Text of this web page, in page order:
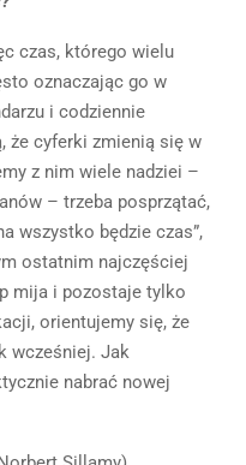
czas, którego wielu
oznaczając go w
i codziennie
że cyferki zmienią się w
z nim wiele nadziei –
– trzeba posprzątać,
wszystko będzie czas”,
ostatnim najczęściej
mija i pozostaje tylko
orientujemy się, że
wcześniej. Jak
nabrać nowej